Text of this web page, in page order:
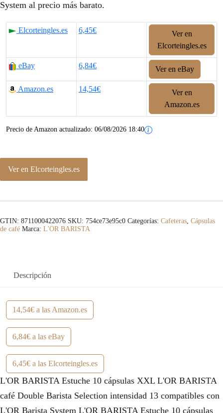
System al precio más barato.
Elcorteingles.es 6,45€
Ver en
Elcorteingles.es
eBay 6,84€ Ver en eBay
Amazon.es 14,54€
Ver en
Amazon.es
Precio de Amazon actualizado: 06/08/2026 18:40
Ver en Elcorteingles.es
GTIN: 8711000422076 SKU: 754ce73e95c0 Categorías: Cafeteras, Cápsulas
de café Marca: L'OR BARISTA
Descripción
14,54€ a las Amazon.es
6,84€ a las eBay
6,45€ a las Elcorteingles.es
L'OR BARISTA Estuche 10 cápsulas XXL L'OR BARISTA
café Double Barista Selection intensidad 13 compatibles con
L'OR Barista System L'OR BARISTA Estuche 10 cápsulas